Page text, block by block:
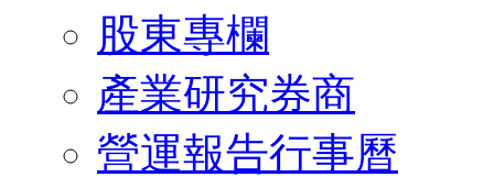
股東專欄
產業研究券商
營運報告行事曆